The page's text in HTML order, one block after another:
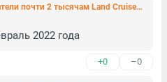
«Тойота» подарит новые двигатели почти 2 тысячам Land Cruiser и Lexus 600
2022 года
+0 –0